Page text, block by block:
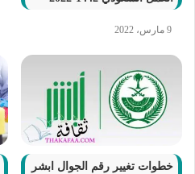
9 مارس، 2022
خطوات تغيير رقم الجوال ابشر